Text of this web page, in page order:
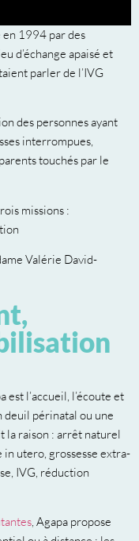
en 1994 par des
d’échange apaisé et
parler de l’IVG
des personnes ayant
interrompues,
touchés par le
missions :
Valérie David-
est l’accueil, l’écoute et
deuil périnatal ou une
la raison : arrêt naturel
utero, grossesse extra-
IVG, réduction
, Agapa propose